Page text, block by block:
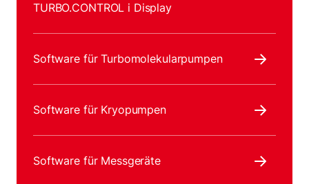
TURBO.CONTROL i Display
Software für Turbomolekularpumpen
Software für Kryopumpen
Software für Messgeräte